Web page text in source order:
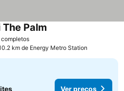
Palm
km de Energy Metro Station
Ver preços